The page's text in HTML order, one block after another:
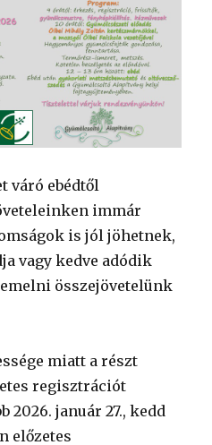
váró ebédtől
immár
is jól jöhetnek,
vagy kedve adódik
összejövetelünk
miatt a részt
regisztrációt
2026. január 27., kedd
előzetes